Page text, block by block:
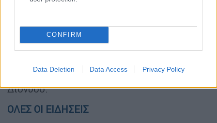
CONFIRM
Data Deletion Data Access Privacy Policy
είναι η νεότερη υποψήφια στα ψηφοδέλτια
του ΣΥΡΙΖΑ- ΠΣ στην ανατολική Αττική.
Είναι δικηγόρος και απόφοιτος της Νομικής
Σχολής Αθηνών με μεταπτυχιακές σπουδές
και γραμματέας της Νεολαίας ΣΥΡΙΖΑ στο
Διόνυσο.
ΟΛΕΣ ΟΙ ΕΙΔΗΣΕΙΣ